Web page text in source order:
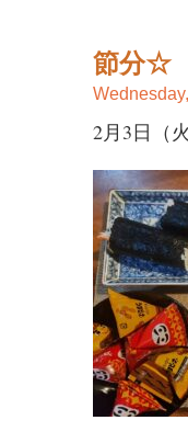
節分☆
2月3日（火